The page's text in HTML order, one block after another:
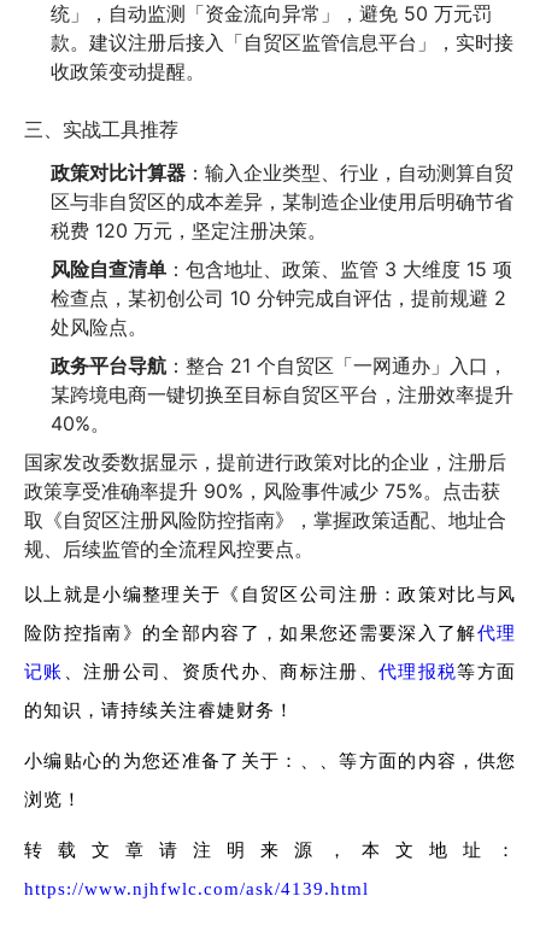
统」，自动监测「资金流向异常」，避免 50 万元罚
款。建议注册后接入「自贸区监管信息平台」，实时接
收政策变动提醒。
三、实战工具推荐
政策对比计算器 ：输入企业类型、行业，自动测算自贸
区与非自贸区的成本差异，某制造企业使用后明确节省
税费 120 万元，坚定注册决策。
风险自查清单 ：包含地址、政策、监管 3 大维度 15 项
检查点，某初创公司 10 分钟完成自评估，提前规避 2
处风险点。
政务平台导航 ：整合 21 个自贸区「一网通办」入口，
某跨境电商一键切换至目标自贸区平台，注册效率提升
40%。
国家发改委数据显示，提前进行政策对比的企业，注册后
政策享受准确率提升 90%，风险事件减少 75%。点击获
取《自贸区注册风险防控指南》，掌握政策适配、地址合
规、后续监管的全流程风控要点。
以上就是小编整理关于《自贸区公司注册：政策对比与风
险防控指南》的全部内容了，如果您还需要深入了解代理
记账
、注册公司、资质代办、商标注册、代理报税等方面
的知识，请持续关注睿婕财务！
小编贴心的为您还准备了关于：、、等方面的内容，供您
浏览！
转载文章请注明来源，本文地址：
https://www.njhfwlc.com/ask/4139.html